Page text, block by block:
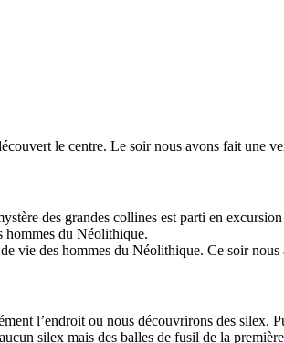
le centre. Le soir nous avons fait une
des grandes collines est parti en
hommes du Néolithique.
vie des hommes du Néolithique. Ce soir
l’endroit ou nous découvrirons des silex.
silex mais des balles de fusil de la